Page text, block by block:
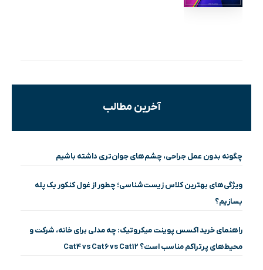
آخرین مطالب
چگونه بدون عمل جراحی، چشم‌های جوان‌تری داشته باشیم
ویژگی‌های بهترین کلاس زیست‌شناسی؛ چطور از غول کنکور یک پله
بسازیم؟
راهنمای خرید اکسس پوینت میکروتیک: چه مدلی برای خانه، شرکت و
محیط‌های پرتراکم مناسب است؟ Cat4 vs Cat6 vs Cat12